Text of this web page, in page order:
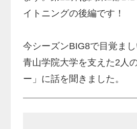
イトニングの後編です！
今シーズンBIG8で目覚ま
青山学院大学を支えた2人
ー」に話を聞きました。